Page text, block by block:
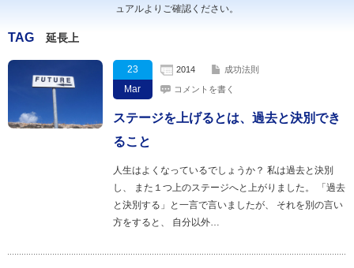
ュアルよりご確認ください。
TAG 延長上
23
Mar
2014 成功法則
コメントを書く
ステージを上げるとは、過去と決別でき
ること
人生はよくなっているでしょうか？ 私は過去と決別
し、 また１つ上のステージへと上がりました。 「過去
と決別する」と一言で言いましたが、 それを別の言い
方をすると、 自分以外…